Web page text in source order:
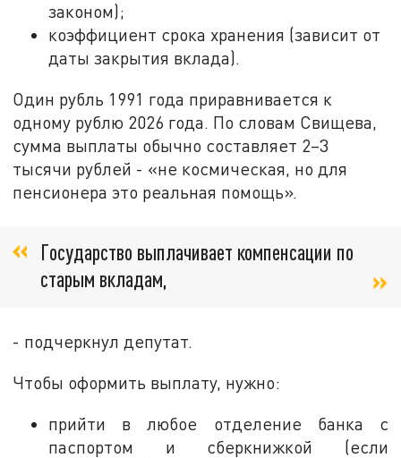
законом);
коэффициент срока хранения (зависит от
даты закрытия вклада).
Один рубль 1991 года приравнивается к
одному рублю 2026 года. По словам Свищева,
сумма выплаты обычно составляет 2–3
тысячи рублей - «не космическая, но для
пенсионера это реальная помощь».
Государство выплачивает компенсации по
старым вкладам,
- подчеркнул депутат.
Чтобы оформить выплату, нужно:
прийти в любое отделение банка с
паспортом и сберкнижкой (если